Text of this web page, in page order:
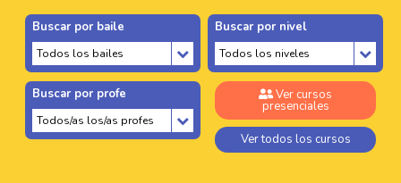
Buscar por baile Buscar por nivel
Buscar por profe Ver cursos
presenciales
Ver todos los cursos